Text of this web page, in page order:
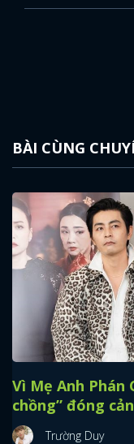
BÀI CÙNG
Vì Mẹ Anh Phán
chồng” đóng
Trường Duy